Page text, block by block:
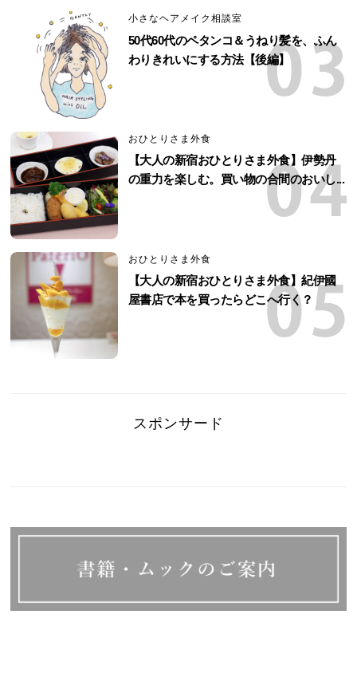
小さなヘアメイク相談室
50代60代のペタンコ＆うねり髪を、ふん
わりきれいにする方法【後編】
おひとりさま外食
【大人の新宿おひとりさま外食】伊勢丹
の重力を楽しむ。買い物の合間のおいし...
おひとりさま外食
【大人の新宿おひとりさま外食】紀伊國
屋書店で本を買ったらどこへ行く？
スポンサード